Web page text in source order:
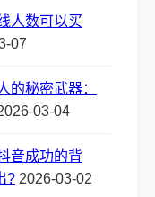
人数可以买
07
的秘密武器：
03-04
音成功的背
? 2026-03-02